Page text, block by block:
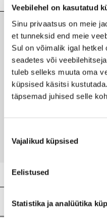
Veebilehel on kasutatud
Sinu privaatsus on meie
et tunneksid end meie
Sul on võimalik igal hetkel
seadetes või
tuleb selleks muuta oma
küpsised käsitsi
täpsemad juhised selle
valik
Vajalikud küpsised
Eelistused
Statistika ja analüütika
PARFUM (FRAGRANCE)
ETHYLHEXYLGLYCERIN
LINALOOL
HYDROXYCITRONELLAL
BUTYL
BENZYL SALICYLATE
LIMONENE
COUMARIN
CITRONELLOL
FARNESOL
Laokood
Ribakood
Viimati
Meie poed